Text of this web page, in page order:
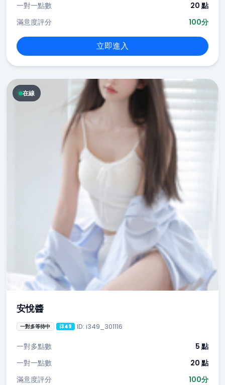
一對一點數
20 點
滿意度評分
100分
立即進入
在線
安悅醬
一對多等待中 i349 ID: i349_301116
一對多點數
5 點
一對一點數
20 點
滿意度評分
100分